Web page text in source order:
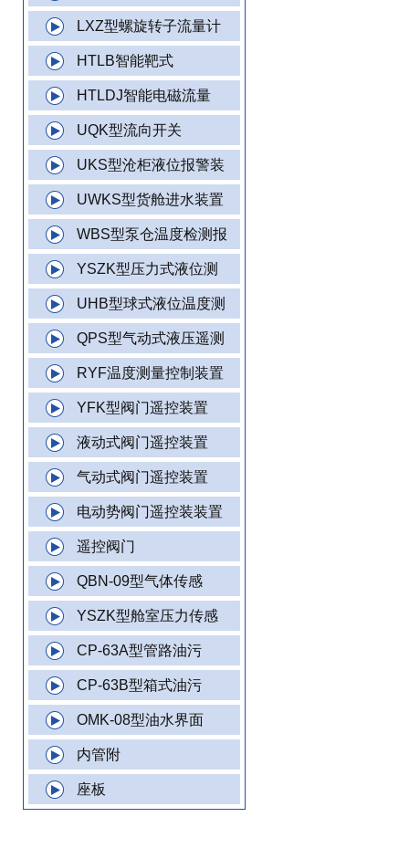
LXZ型螺旋转子流量计
HTLB智能靶式
HTLDJ智能电磁流量
UQK型流向开关
UKS型沧柜液位报警装
UWKS型货舱进水装置
WBS型泵仓温度检测报
YSZK型压力式液位测
UHB型球式液位温度测
QPS型气动式液压遥测
RYF温度测量控制装置
YFK型阀门遥控装置
液动式阀门遥控装置
气动式阀门遥控装置
电动势阀门遥控装装置
遥控阀门
QBN-09型气体传感
YSZK型舱室压力传感
CP-63A型管路油污
CP-63B型箱式油污
OMK-08型油水界面
内管附
座板